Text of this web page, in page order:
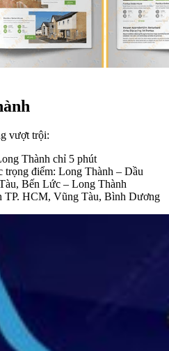
vượt trội:
Thành chỉ 5 phút
trọng điểm: Long Thành – Dầu
Bến Lức – Long Thành
TP. HCM, Vũng Tàu, Bình Dương